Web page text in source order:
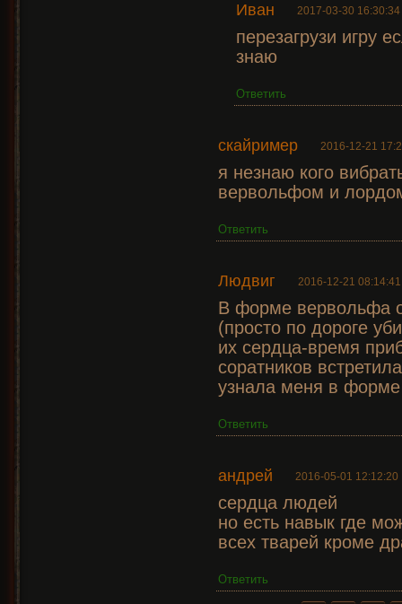
Иван 2017-03-30 16:30:34
перезагрузи игру
знаю
Ответить
скайример 2016-12-21
я незнаю кого
вервольфом и
Ответить
Людвиг 2016-12-21 08:14:41
В форме вервольфа
(просто по дороге
их сердца-время
соратников
узнала меня в
Ответить
андрей 2016-05-01 12:12:20
сердца людей
но есть навык где
всех тварей кроме
Ответить